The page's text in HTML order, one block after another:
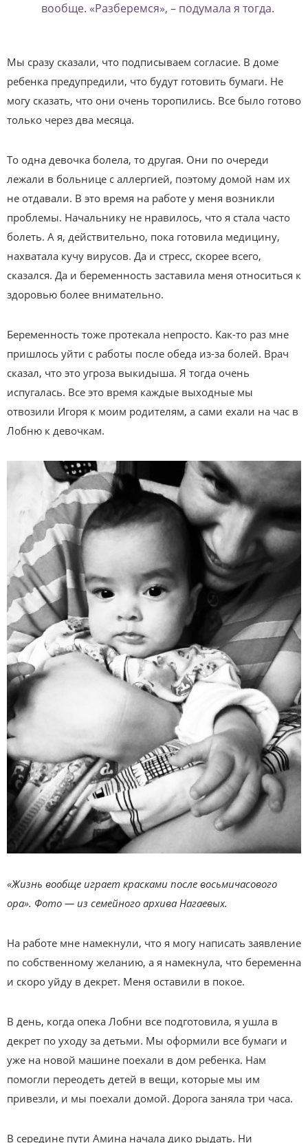
вообще. «Разберемся», – подумала я тогда.
Мы сразу сказали, что подписываем согласие. В доме
ребенка предупредили, что будут готовить бумаги. Не
могу сказать, что они очень торопились. Все было готово
только через два месяца.
То одна девочка болела, то другая. Они по очереди
лежали в больнице с аллергией, поэтому домой нам их
не отдавали. В это время на работе у меня возникли
проблемы. Начальнику не нравилось, что я стала часто
болеть. А я, действительно, пока готовила медицину,
нахватала кучу вирусов. Да и стресс, скорее всего,
сказался. Да и беременность заставила меня относиться к
здоровью более внимательно.
Беременность тоже протекала непросто. Как-то раз мне
пришлось уйти с работы после обеда из-за болей. Врач
сказал, что это угроза выкидыша. Я тогда очень
испугалась. Все это время каждые выходные мы
отвозили Игоря к моим родителям, а сами ехали на час в
Лобню к девочкам.
«Жизнь вообще играет красками после восьмичасового
ора». Фото — из семейного архива Нагаевых.
На работе мне намекнули, что я могу написать заявление
по собственному желанию, а я намекнула, что беременна
и скоро уйду в декрет. Меня оставили в покое.
В день, когда опека Лобни все подготовила, я ушла в
декрет по уходу за детьми. Мы оформили все бумаги и
уже на новой машине поехали в дом ребенка. Нам
помогли переодеть детей в вещи, которые мы им
привезли, и мы поехали домой. Дорога заняла три часа.
В середине пути Амина начала дико рыдать. Ни